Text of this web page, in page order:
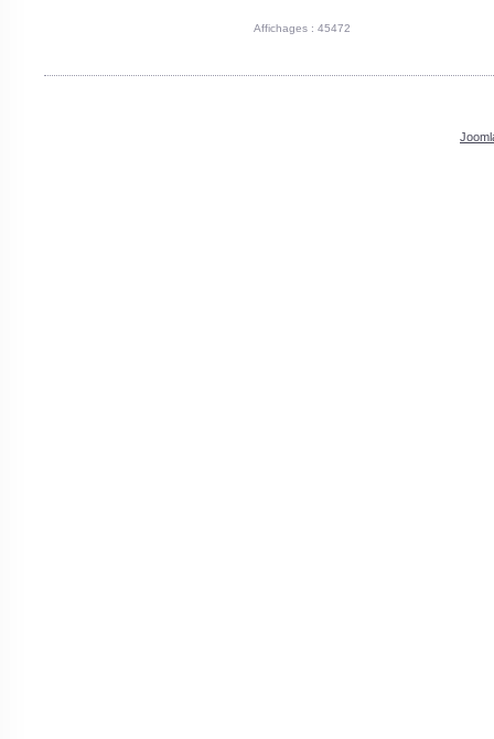
Affichages : 45472